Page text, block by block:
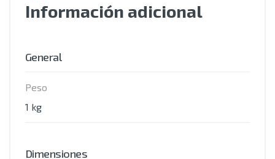
Información adicional
General
Peso
1 kg
Dimensiones